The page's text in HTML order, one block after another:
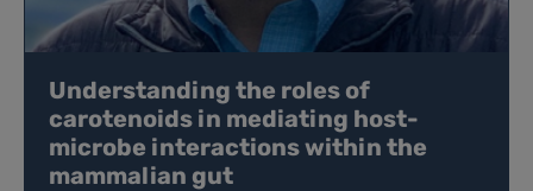
Understanding the roles of
carotenoids in mediating host-
microbe interactions within the
mammalian gut